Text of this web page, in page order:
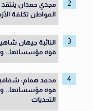
مجدي حمدان ينتقد
المواطن تكلفة
النائبة جيهان
قوة مؤسساتها..
محمد همام:
قوة مؤسساتها..
التحديات